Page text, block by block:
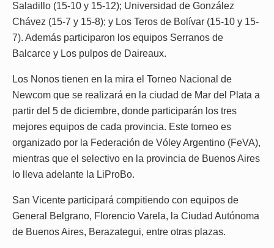
Saladillo (15-10 y 15-12); Universidad de González
Chávez (15-7 y 15-8); y Los Teros de Bolívar (15-10 y 15-
7). Además participaron los equipos Serranos de
Balcarce y Los pulpos de Daireaux.
Los Nonos tienen en la mira el Torneo Nacional de
Newcom que se realizará en la ciudad de Mar del Plata a
partir del 5 de diciembre, donde participarán los tres
mejores equipos de cada provincia. Este torneo es
organizado por la Federación de Vóley Argentino (FeVA),
mientras que el selectivo en la provincia de Buenos Aires
lo lleva adelante la LiProBo.
San Vicente participará compitiendo con equipos de
General Belgrano, Florencio Varela, la Ciudad Autónoma
de Buenos Aires, Berazategui, entre otras plazas.